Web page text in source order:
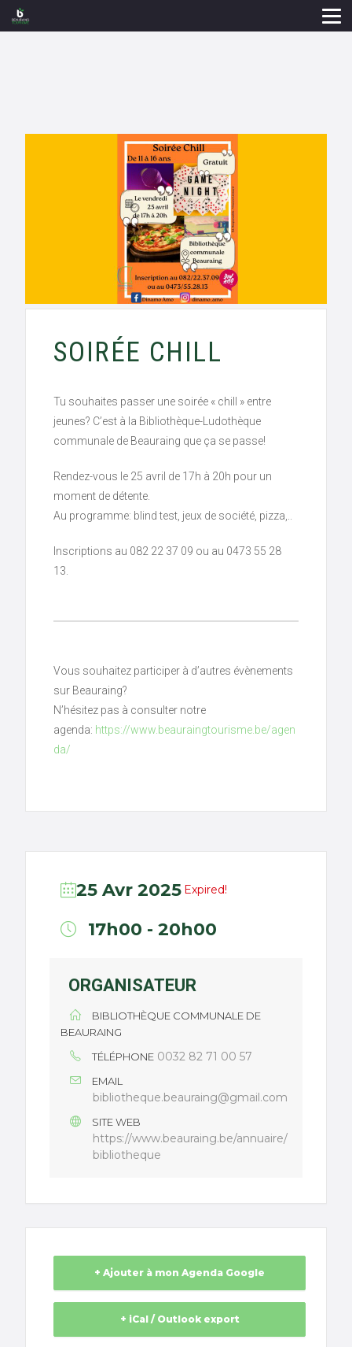
SOIRÉE CHILL
Tu souhaites passer une soirée « chill » entre
jeunes? C’est à la Bibliothèque-Ludothèque
communale de Beauraing que ça se passe!
Rendez-vous le 25 avril de 17h à 20h pour un
moment de détente.
Au programme: blind test, jeux de société, pizza,..
Inscriptions au 082 22 37 09 ou au 0473 55 28
13.
Vous souhaitez participer à d’autres évènements
sur Beauraing?
N’hésitez pas à consulter notre
agenda: https://www.beauraingtourisme.be/agen
da/
25 Avr 2025 Expired!
17h00 - 20h00
ORGANISATEUR
BIBLIOTHÈQUE COMMUNALE DE
BEAURAING
TÉLÉPHONE 0032 82 71 00 57
EMAIL
bibliotheque.beauraing@gmail.com
SITE WEB
https://www.beauraing.be/annuaire/
bibliotheque
+ Ajouter à mon Agenda Google
+ iCal / Outlook export